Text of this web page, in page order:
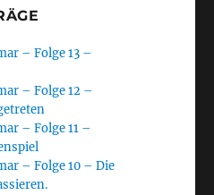
– Folge 13 –
– Folge 12 –
– Folge 11 –
– Folge 10 – Die